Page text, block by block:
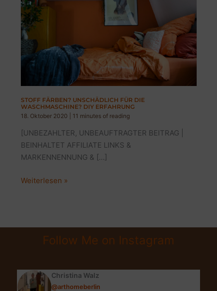
STOFF FÄRBEN? UNSCHÄDLICH FÜR DIE
WASCHMASCHINE? DIY ERFAHRUNG
18. Oktober 2020
11 minutes of reading
[UNBEZAHLTER, UNBEAUFTRAGTER BEITRAG |
BEINHALTET AFFILIATE LINKS &
MARKENNENNUNG & […]
STOFF
DIE
WASCHMASCHINE?
Weiterlesen »
Follow Me on Instagram
Christina Walz
@arthomeberlin